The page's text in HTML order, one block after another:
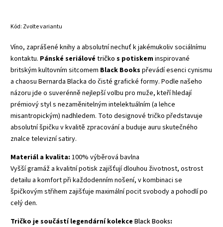
Kód: Zvolte variantu
Víno, zaprášené knihy a absolutní nechuť k jakémukoliv sociálnímu
kontaktu. Pánské seriálové tričko s potiskeminspirované
britským kultovním sitcomem Black Books převádí esenci cynismu
a chaosu Bernarda Blacka do čisté grafické formy. Podle našeho
názoru jde o suverénně nejlepší volbu pro muže, kteří hledají
prémiový styl s nezaměnitelným intelektuálním (a lehce
misantropickým) nadhledem. Toto designové tričko představuje
absolutní špičku v kvalitě zpracování a buduje auru skutečného
znalce televizní satiry.
Materiál a kvalita: 100% výběrová bavlna
Vyšší gramáž a kvalitní potisk zajišťují dlouhou životnost, ostrost
detailu a komfort při každodenním nošení, v kombinaci se
špičkovým střihem zajišťuje maximální pocit svobody a pohodlí po
celý den.
Tričko je součástí legendární kolekce Black Books: